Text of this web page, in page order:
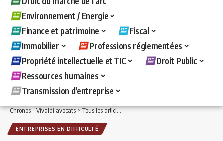
Environnement / Energie
Finance et patrimoine
Fiscal
Immobilier
Professions réglementées
Propriété intellectuelle et TIC
Droit Public
Ressources humaines
Transmission d’entreprise
Chronos - Vivaldi avocats>Tous les articles >Affaires / Finances>Entreprises en
ENTREPRISES EN DIFFICULTÉ